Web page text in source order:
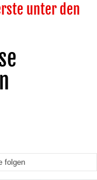
unter den
folgen